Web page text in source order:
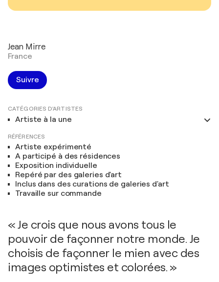
Jean Mirre
France
Suivre
CATÉGORIES D'ARTISTES
Artiste à la une
RÉFÉRENCES
Artiste expérimenté
A participé à des résidences
Exposition individuelle
Repéré par des galeries d'art
Inclus dans des curations de galeries d'art
Travaille sur commande
« Je crois que nous avons tous le
pouvoir de façonner notre monde. Je
choisis de façonner le mien avec des
images optimistes et colorées. »